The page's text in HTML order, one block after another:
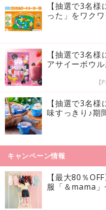
【抽選で3名
った」をワク
【抽選で3名
アサイーボウ
【抽選で3名
味すっきり♪期
キャンペーン情報
【最大80％
服「＆mama」